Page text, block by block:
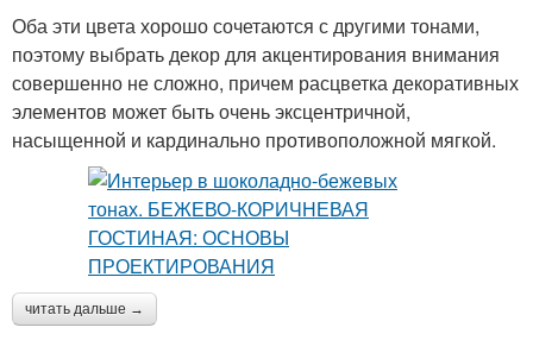
Оба эти цвета хорошо сочетаются с другими тонами,
поэтому выбрать декор для акцентирования внимания
совершенно не сложно, причем расцветка декоративных
элементов может быть очень эксцентричной,
насыщенной и кардинально противоположной мягкой.
читать дальше →